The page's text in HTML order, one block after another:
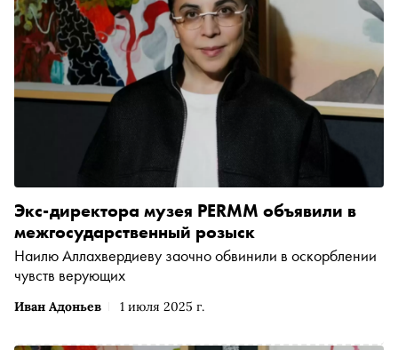
Иван Адоньев 1 июля 2025 г.
Экс-директора музея PERMM объявили в
межгосударственный розыск
Наилю Аллахвердиеву заочно обвинили в оскорблении
чувств верующих